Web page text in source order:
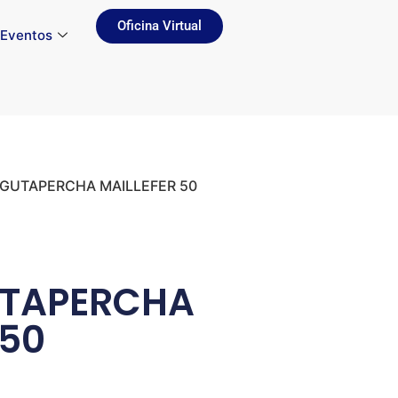
Eventos
Oficina Virtual
MAILLEFER 50